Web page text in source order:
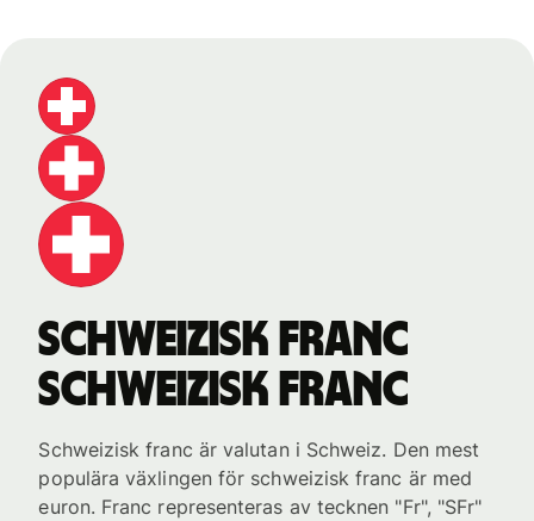
schweizisk franc
schweizisk franc
Schweizisk franc är valutan i Schweiz. Den mest
populära växlingen för schweizisk franc är med
euron. Franc representeras av tecknen "Fr", "SFr"